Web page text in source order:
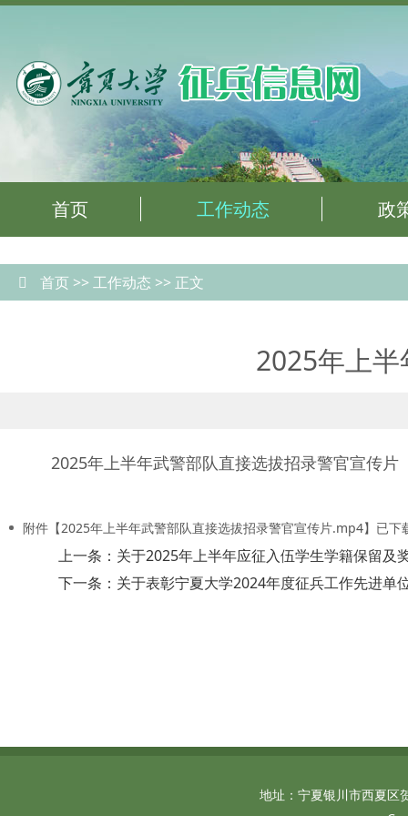
首页 工作动态 政
首页 >>工作动态 >> 正文
2025年上
2025年上半年武警部队直接选拔招录警官宣传片
附件【2025年上半年武警部队直接选拔招录警官宣传片.mp4】已下
上一条：关于2025年上半年应征入伍学生学籍保留及
下一条：关于表彰宁夏大学2024年度征兵工作先进单
地址：宁夏银川市西夏